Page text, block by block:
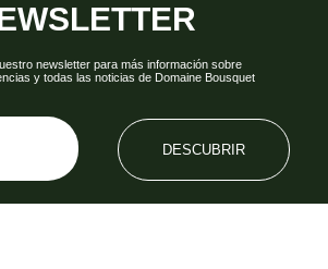
newsletter para más información sobre
y todas las noticias de Domaine Bousquet
DESCUBRIR